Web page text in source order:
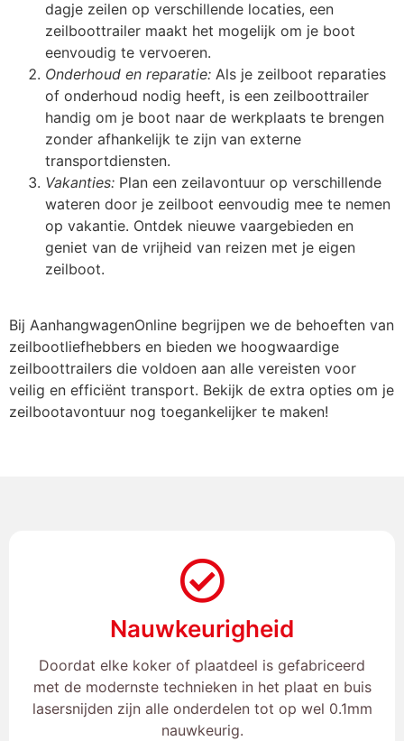
dagje zeilen op verschillende locaties, een
zeilboottrailer maakt het mogelijk om je boot
eenvoudig te vervoeren.
Onderhoud en reparatie: Als je zeilboot reparaties
of onderhoud nodig heeft, is een zeilboottrailer
handig om je boot naar de werkplaats te brengen
zonder afhankelijk te zijn van externe
transportdiensten.
Vakanties: Plan een zeilavontuur op verschillende
wateren door je zeilboot eenvoudig mee te nemen
op vakantie. Ontdek nieuwe vaargebieden en
geniet van de vrijheid van reizen met je eigen
zeilboot.
Bij AanhangwagenOnline begrijpen we de behoeften van
zeilbootliefhebbers en bieden we hoogwaardige
zeilboottrailers die voldoen aan alle vereisten voor
veilig en efficiënt transport. Bekijk de extra opties om je
zeilbootavontuur nog toegankelijker te maken!
Nauwkeurigheid
Doordat elke koker of plaatdeel is gefabriceerd
met de modernste technieken in het plaat en buis
lasersnijden zijn alle onderdelen tot op wel 0.1mm
nauwkeurig.